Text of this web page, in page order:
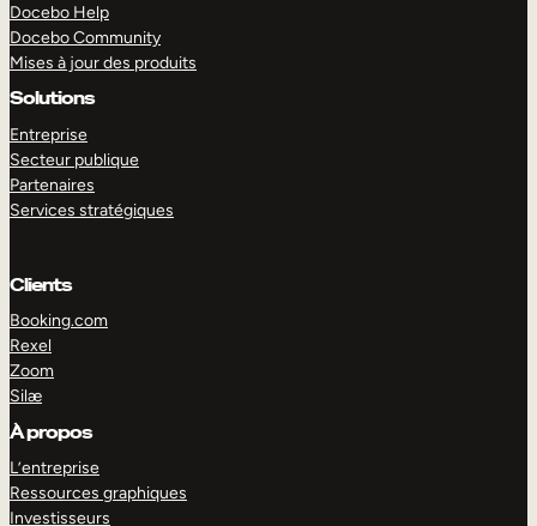
Docebo Help
Docebo Community
Mises à jour des produits
Solutions
Entreprise
Secteur publique
Partenaires
Services stratégiques
Clients
Booking.com
Rexel
Zoom
Silæ
À propos
L’entreprise
Ressources graphiques
Investisseurs